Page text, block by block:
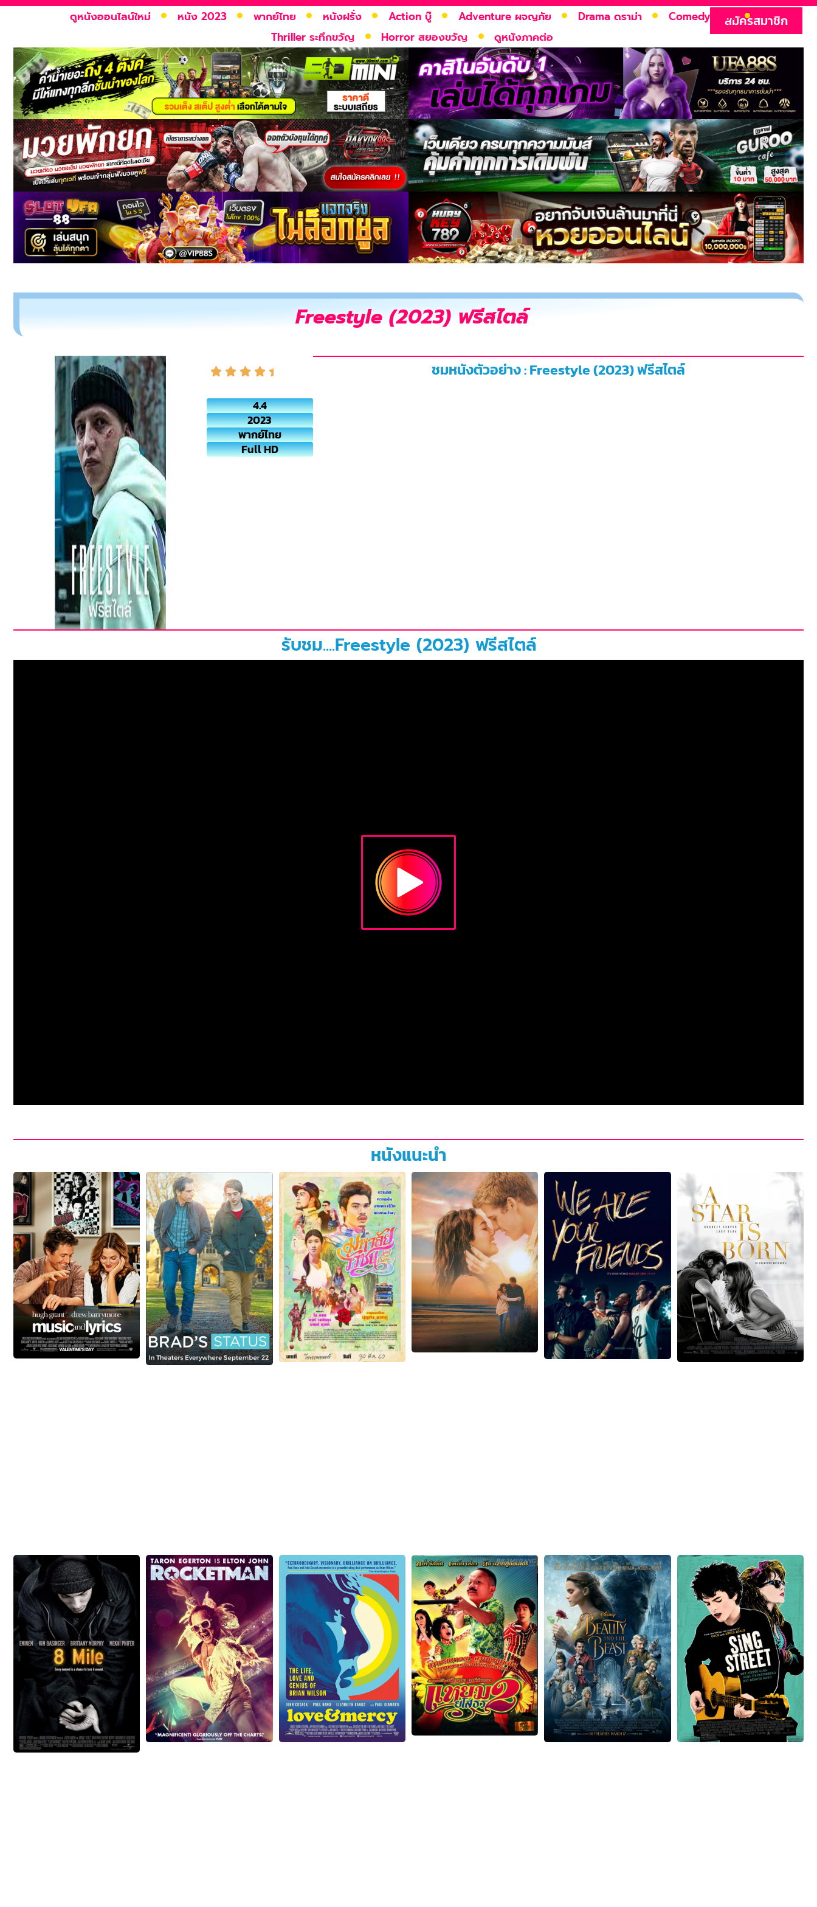
สมัครสมาชิก
ดูหนังออนไลน์ใหม่ หนัง 2023 พากย์ไทย หนังฝรั่ง Action บู๊ Adventure ผจญภัย Drama ดราม่า
Comedy ตลก
Thriller ระทึกขวัญ
Horror สยองขวัญ ดูหนังภาคต่อ
Freestyle (2023) ฟรีสไตล์
4.4
2023
พากย์ไทย
Full HD
ชมหนังตัวอย่าง : Freestyle (2023) ฟรีสไตล์
รับชม....Freestyle (2023) ฟรีสไตล์
หนังแนะนำ